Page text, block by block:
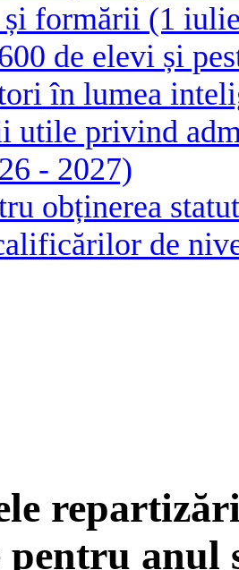
formării (1
de elevi și
în lumea
utile privind
- 2027)
obținerea
de
anul